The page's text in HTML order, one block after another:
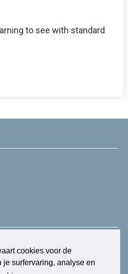
cookies voor de
je surfervaring, analyse en
to see with standard